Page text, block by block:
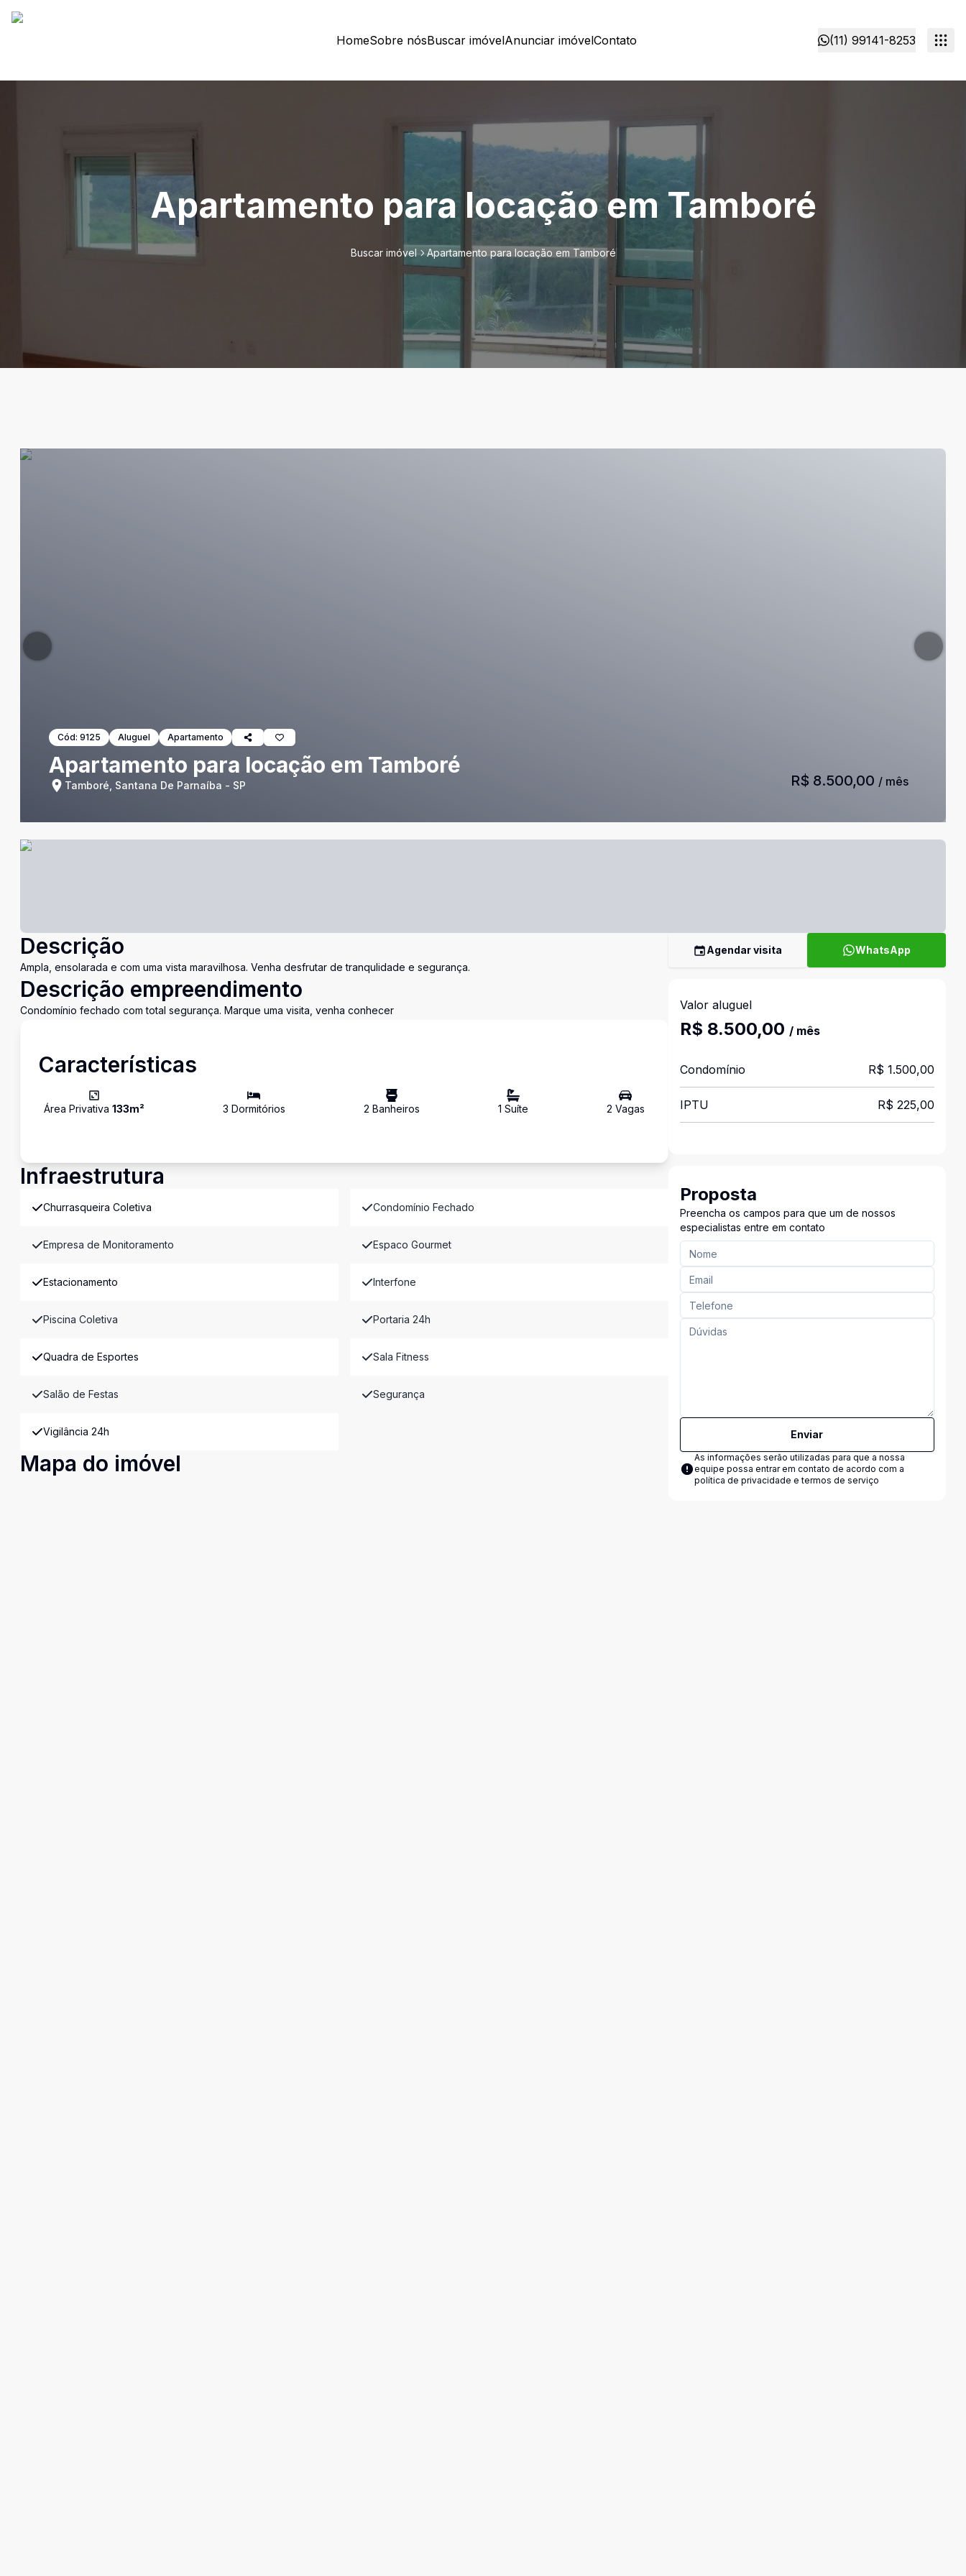
HomeSobre nósBuscar imóvelAnunciar imóvelContato (11) 99141-8253
Apartamento para locação em Tamboré
Buscar imóvel Apartamento para locação em Tamboré
Cód: 9125 Aluguel Apartamento
Apartamento para locação em Tamboré
Tamboré, Santana De Parnaíba - SP R$ 8.500,00 / mês
Descrição
Ampla, ensolarada e com uma vista maravilhosa. Venha desfrutar de tranqulidade e segurança.
Descrição empreendimento
Condomínio fechado com total segurança. Marque uma visita, venha conhecer
Características
Área Privativa 133m² 3 Dormitórios 2 Banheiros 1 Suíte 2 Vagas
Infraestrutura
Churrasqueira Coletiva Condomínio Fechado
Empresa de Monitoramento Espaco Gourmet
Estacionamento Interfone
Piscina Coletiva Portaria 24h
Quadra de Esportes Sala Fitness
Salão de Festas Segurança
Vigilância 24h
Mapa do imóvel
Agendar visita WhatsApp
Valor aluguel
R$ 8.500,00 / mês
Condomínio R$ 1.500,00
IPTU R$ 225,00
Proposta
Preencha os campos para que um de nossos
especialistas entre em contato
Enviar
As informações serão utilizadas para que a nossa
equipe possa entrar em contato de acordo com a
política de privacidade e termos de serviço